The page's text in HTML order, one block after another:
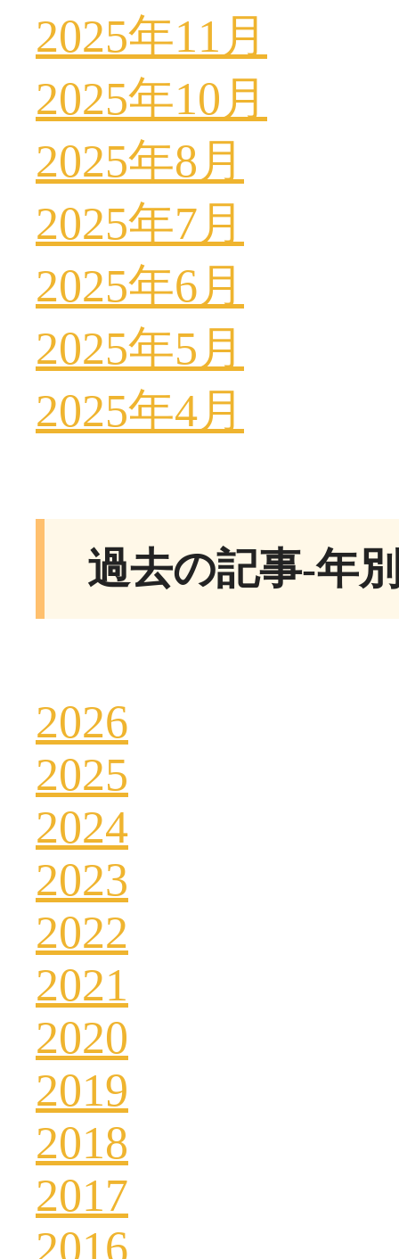
2025年11月
2025年10月
2025年8月
2025年7月
2025年6月
2025年5月
2025年4月
過去の記事-年
2026
2025
2024
2023
2022
2021
2020
2019
2018
2017
2016